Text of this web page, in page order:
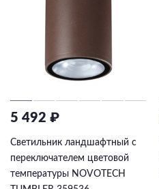
5 492 ₽
Светильник ландшафтный с
переключателем цветовой
температуры NOVOTECH